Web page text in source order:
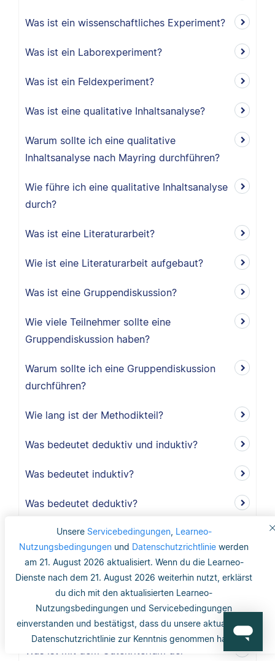
Unsere Servicebedingungen, Learneo-
Nutzungsbedingungen und Datenschutzrichtlinie werden
am 21. August 2026 aktualisiert. Wenn du die Learneo-
Dienste nach dem 21. August 2026 weiterhin nutzt, erklärst
du dich mit den aktualisierten Learneo-
Nutzungsbedingungen und Servicebedingungen
einverstanden und bestätigst, dass du unsere aktualisierte
Datenschutzrichtlinie zur Kenntnis genommen hast.
Was ist ein wissenschaftliches Experiment?
Was ist ein Laborexperiment?
Was ist ein Feldexperiment?
Was ist eine qualitative Inhaltsanalyse?
Warum sollte ich eine qualitative
Inhaltsanalyse nach Mayring durchführen?
Wie führe ich eine qualitative Inhaltsanalyse
durch?
Was ist eine Literaturarbeit?
Wie ist eine Literaturarbeit aufgebaut?
Was ist eine Gruppendiskussion?
Wie viele Teilnehmer sollte eine
Gruppendiskussion haben?
Warum sollte ich eine Gruppendiskussion
durchführen?
Wie lang ist der Methodikteil?
Was bedeutet deduktiv und induktiv?
Was bedeutet induktiv?
Was bedeutet deduktiv?
Was ist Validität?
Was ist interne Validität?
Was versteht man unter Validität?
Was ist die Reliabilität?
Was ist mit dem Gütekriterium der